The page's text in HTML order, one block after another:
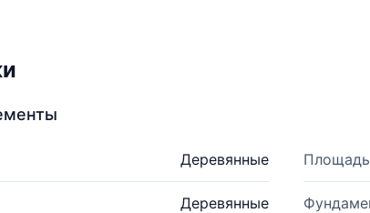
Деревянные Площадь
Деревянные